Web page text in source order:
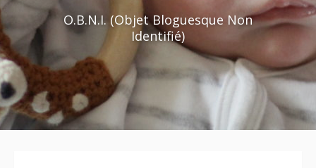
O.B.N.I. (Objet Bloguesque Non
Identifié)